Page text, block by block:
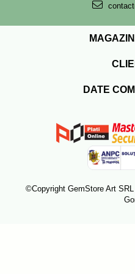
DATE
©Copyright GemStore Art